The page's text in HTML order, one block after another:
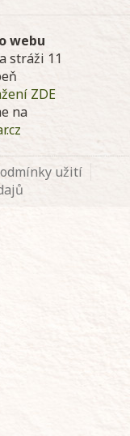
webu
stráži 11
ZDE
na
užití